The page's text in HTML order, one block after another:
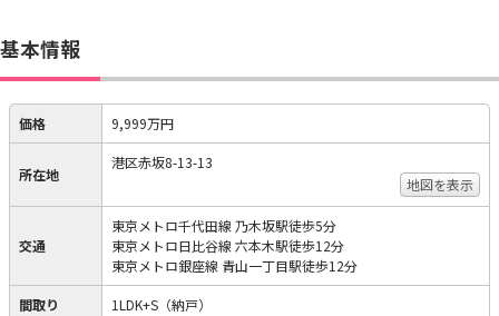
基本情報
価格 9,999万円
所在地
港区赤坂8-13-13
地図を表示
交通
東京メトロ千代田線 乃木坂駅徒歩5分
東京メトロ日比谷線 六本木駅徒歩12分
東京メトロ銀座線 青山一丁目駅徒歩12分
間取り 1LDK+S（納戸）